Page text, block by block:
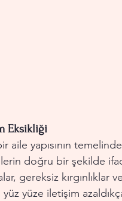
Eksikliği
aile yapısının
doğru bir şekilde
gereksiz
yüz yüze iletişim